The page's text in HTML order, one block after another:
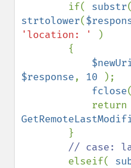
if( substr
strtolower(
'location: '
)
$response, 10
);
fclose
// case:
elseif(